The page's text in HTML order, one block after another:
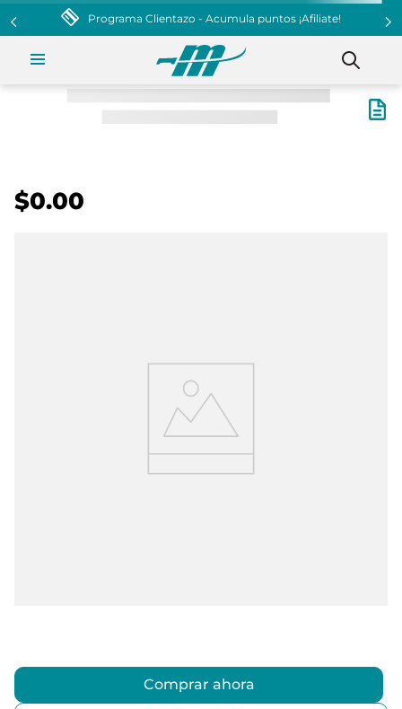
Programa Clientazo - Acumula puntos ¡Afiliate!
$0.00
Comprar ahora